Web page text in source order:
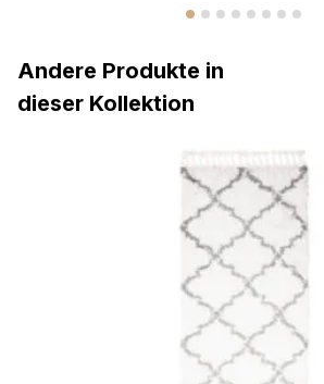
Andere Produkte in
dieser Kollektion